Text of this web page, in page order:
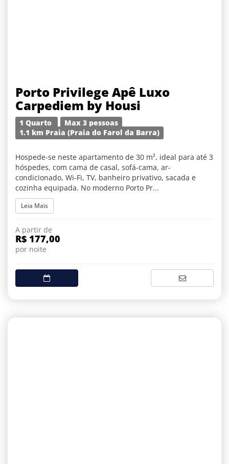
Porto Privilege Apê Luxo
Carpediem by Housi
1 Quarto
Max 3 pessoas
1.1 km Praia (Praia do Farol da Barra)
Hospede-se neste apartamento de 30 m², ideal para até 3
hóspedes, com cama de casal, sofá-cama, ar-
condicionado, Wi-Fi, TV, banheiro privativo, sacada e
cozinha equipada. No moderno Porto Pr...
Leia Mais
A partir de
R$ 177,00
por noite